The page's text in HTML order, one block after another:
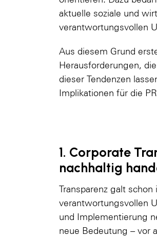
aktuelle soziale und
verantwortungsvollen
Aus diesem Grund
Herausforderungen,
dieser Tendenzen
Implikationen für die
1. Corporate
nachhaltig
Transparenz galt
verantwortungsvollen
und Implementierung
neue Bedeutung – vor